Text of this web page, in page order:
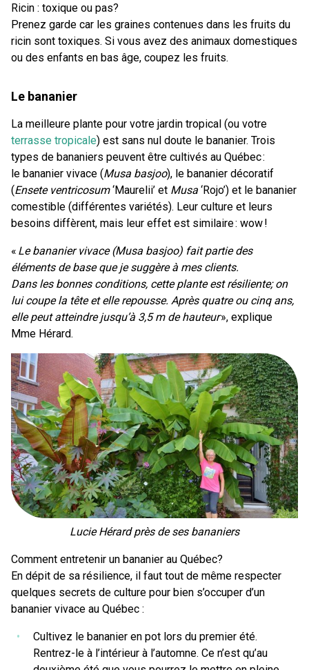
Ricin : toxique ou pas?
Prenez garde car les graines contenues dans les fruits du
ricin sont toxiques. Si vous avez des animaux domestiques
ou des enfants en bas âge, coupez les fruits.
Le bananier
La meilleure plante pour votre jardin tropical (ou votre
terrasse tropicale) est sans nul doute le bananier. Trois
types de bananiers peuvent être cultivés au Québec :
le bananier vivace (Musa basjoo), le bananier décoratif
(Ensete ventricosum‘Maurelii’ et Musa ‘Rojo’) et le bananier
comestible (différentes variétés). Leur culture et leurs
besoins diffèrent, mais leur effet est similaire : wow !
« Le bananier vivace (Musa basjoo) fait partie des
éléments de base que je suggère à mes clients.
Dans les bonnes conditions, cette plante est résiliente; on
lui coupe la tête et elle repousse. Après quatre ou cinq ans,
elle peut atteindre jusqu’à 3,5 m de hauteur», explique
Mme Hérard.
Lucie Hérard près de ses bananiers
Comment entretenir un bananier au Québec?
En dépit de sa résilience, il faut tout de même respecter
quelques secrets de culture pour bien s’occuper d’un
bananier vivace au Québec :
Cultivez le bananier en pot lors du premier été.
Rentrez-le à l’intérieur à l’automne. Ce n’est qu’au